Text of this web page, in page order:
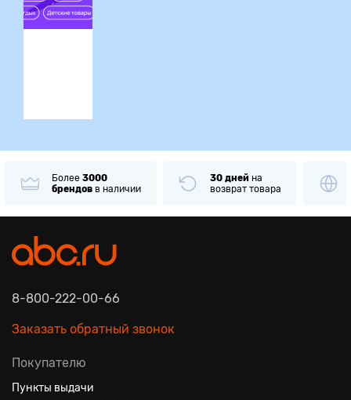
Более 3000
брендов в наличии
30 дней на
возврат товара
8-800-222-00-66
Заказать обратный звонок
Покупателю
Пункты выдачи